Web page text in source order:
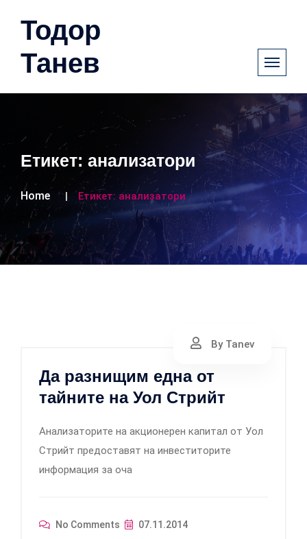
Тодор
Танев
Етикет: анализатори
Home Етикет: анализатори
By Tanev
Да разнищим една от
тайните на Уол Стрийт
Анализаторите на акционерен капитал от Уол
Стрийт предоставят на инвеститорите
информация за оча
No Comments 07.11.2014